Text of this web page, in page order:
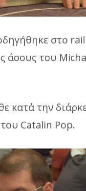
στο
άσους του
κατά την
Catalin Pop.